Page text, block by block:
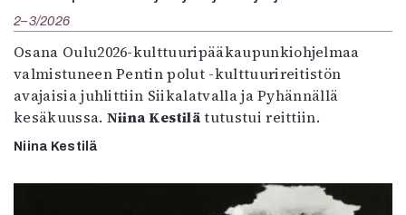
2–3/2026
Osana Oulu2026-kulttuuripääkaupunkiohjelmaa
valmistuneen Pentin polut -kulttuurireitistön
avajaisia juhlittiin Siikalatvalla ja Pyhännällä
kesäkuussa. Niina Kestilätutustui reittiin.
Niina Kestilä